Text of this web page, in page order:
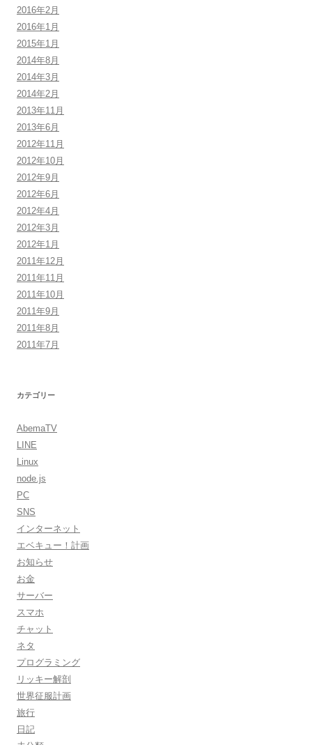
2016年2月
2016年1月
2015年1月
2014年8月
2014年3月
2014年2月
2013年11月
2013年6月
2012年11月
2012年10月
2012年9月
2012年6月
2012年4月
2012年3月
2012年1月
2011年12月
2011年11月
2011年10月
2011年9月
2011年8月
2011年7月
カテゴリー
AbemaTV
LINE
Linux
node.js
PC
SNS
インターネット
エベキュー！計画
お知らせ
お金
サーバー
スマホ
チャット
ネタ
プログラミング
リッキー解剖
世界征服計画
旅行
日記